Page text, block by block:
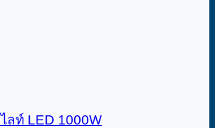
ลท์ LED 1000W